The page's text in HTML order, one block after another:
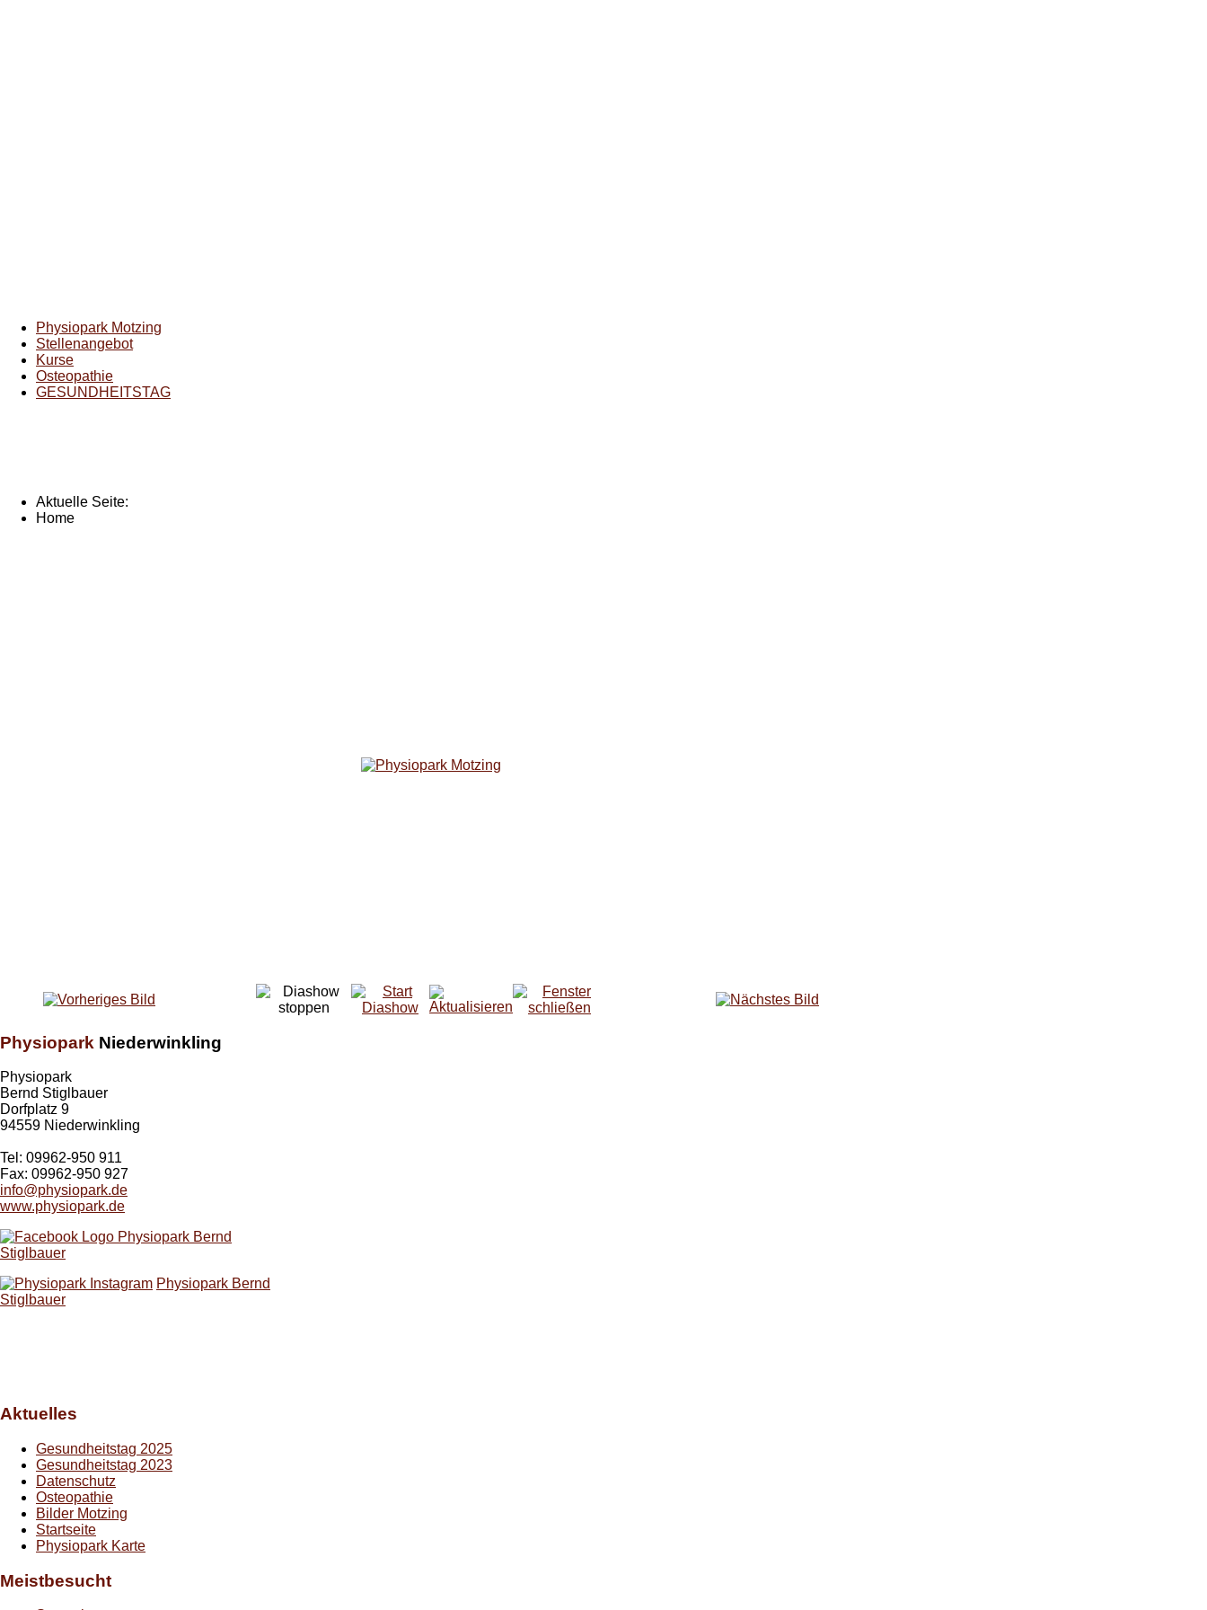
Physiopark Motzing
Stellenangebot
Kurse
Osteopathie
GESUNDHEITSTAG
Aktuelle Seite:
Home
Physiopark Niederwinkling
Physiopark
Bernd Stiglbauer
Dorfplatz 9
94559 Niederwinkling
Tel: 09962-950 911
Fax: 09962-950 927
info@physiopark.de
www.physiopark.de
Physiopark Bernd
Stiglbauer
Physiopark Bernd
Stiglbauer
Aktuelles
Gesundheitstag 2025
Gesundheitstag 2023
Datenschutz
Osteopathie
Bilder Motzing
Startseite
Physiopark Karte
Meistbesucht